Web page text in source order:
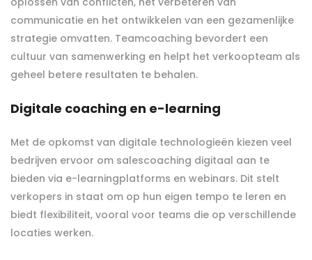
communicatie en het ontwikkelen van een gezamenlijke
strategie omvatten. Teamcoaching bevordert een
cultuur van samenwerking en helpt het verkoopteam als
geheel betere resultaten te behalen.
Digitale coaching en e-learning
Met de opkomst van digitale technologieën kiezen veel
bedrijven ervoor om salescoaching digitaal aan te
bieden via e-learningplatforms en webinars. Dit stelt
verkopers in staat om op hun eigen tempo te leren en
biedt flexibiliteit, vooral voor teams die op verschillende
locaties werken.